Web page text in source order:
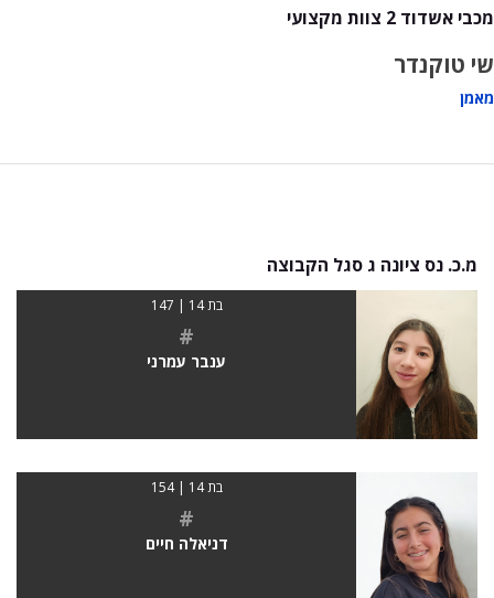
מכבי אשדוד 2 צוות מקצועי
שי טוקנדר
מאמן
מ.כ. נס ציונה ג סגל הקבוצה
בת 14 | 147
#
ענבר עמרני
בת 14 | 154
#
דניאלה חיים